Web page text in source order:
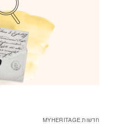
חדשות MYHERITAGE